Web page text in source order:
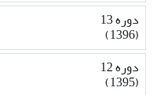
دوره 13
(1396)
دوره 12
(1395)